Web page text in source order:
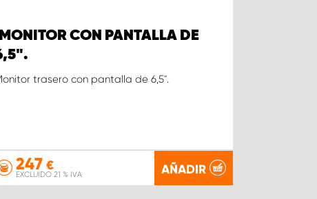
MONITOR CON PANTALLA DE
trasero con pantalla de 6,5".
247€
EXCLUIDO 21 % IVA AÑADIR